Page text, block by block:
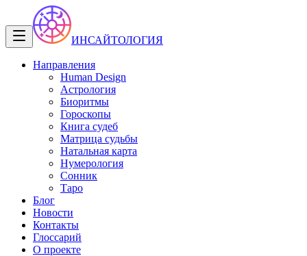
ИНСАЙТОЛОГИЯ
Направления
Human Design
Астрология
Биоритмы
Гороскопы
Книга судеб
Матрица судьбы
Натальная карта
Нумерология
Сонник
Таро
Блог
Новости
Контакты
Глоссарий
О проекте